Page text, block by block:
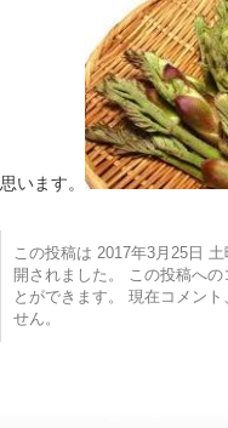
思います。
この投稿は 2017年3月25日
開されました。 この投稿へ
とができます。 現在コメン
せん。